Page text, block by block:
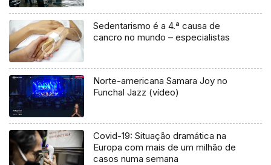
Sedentarismo é a 4.ª causa de
cancro no mundo – especialistas
Norte-americana Samara Joy no
Funchal Jazz (vídeo)
Covid-19: Situação dramática na
Europa com mais de um milhão de
casos numa semana